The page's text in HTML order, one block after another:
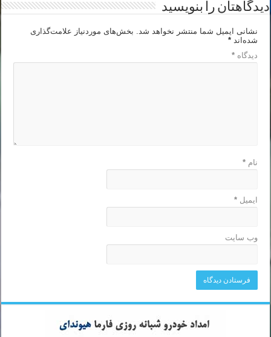
دیدگاهتان را بنویسید
نشانی ایمیل شما منتشر نخواهد شد.
بخش‌های موردنیاز علامت‌گذاری
شده‌اند*
دیدگاه*
نام*
ایمیل*
وب‌ سایت